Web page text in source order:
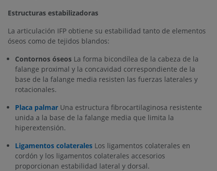
Estructuras estabilizadoras
La articulación IFP obtiene su estabilidad tanto de elementos
óseos como de tejidos blandos:
Contornos óseos La forma bicondílea de la cabeza de la
falange proximal y la concavidad correspondiente de la
base de la falange media resisten las fuerzas laterales y
rotacionales.
Placa palmar Una estructura fibrocartilaginosa resistente
unida a la base de la falange media que limita la
hiperextensión.
Ligamentos colaterales Los ligamentos colaterales en
cordón y los ligamentos colaterales accesorios
proporcionan estabilidad lateral y dorsal.